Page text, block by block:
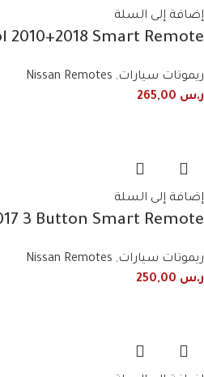
إضافة إلى السلة
2010+2018 Smart Remote
ريموتات سيارات,
Nissan Remotes
ر.س
إضافة إلى السلة
3 Button Smart Remote
ريموتات سيارات,
Nissan Remotes
ر.س